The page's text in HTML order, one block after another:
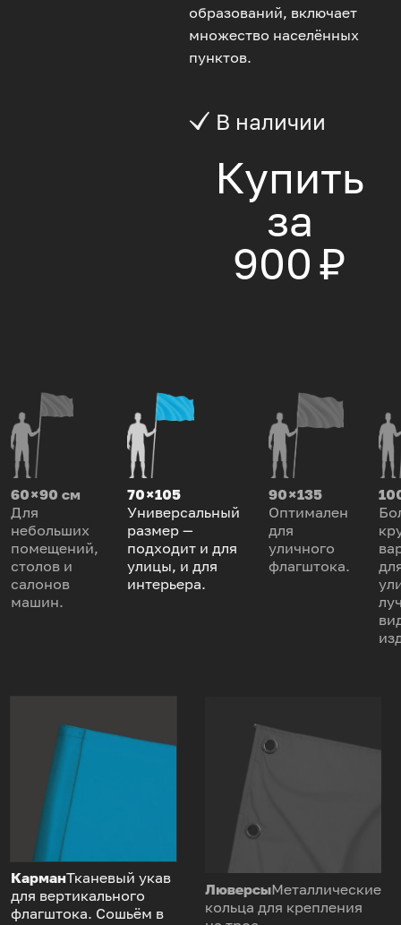
образований, включает
множество населённых
пунктов.
В наличии
Купить
за
900 ₽
60 × 90 см
Для
небольших
помещений,
столов и
салонов
машин.
70 × 105
Универсальный
размер —
подходит и для
улицы, и для
интерьера.
90 × 135
Оптимален
для
уличного
флагштока.
КарманТканевый укав
для вертикального
флагштока. Сошьём в
ЛюверсыМеталлические
кольца для крепления